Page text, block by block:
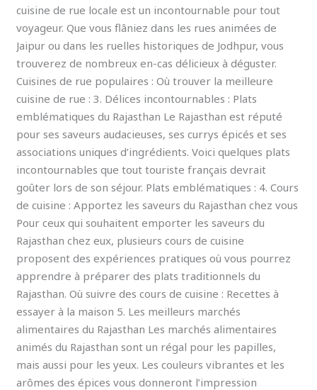
cuisine de rue locale est un incontournable pour tout
voyageur. Que vous flâniez dans les rues animées de
Jaipur ou dans les ruelles historiques de Jodhpur, vous
trouverez de nombreux en-cas délicieux à déguster.
Cuisines de rue populaires : Où trouver la meilleure
cuisine de rue : 3. Délices incontournables : Plats
emblématiques du Rajasthan Le Rajasthan est réputé
pour ses saveurs audacieuses, ses currys épicés et ses
associations uniques d’ingrédients. Voici quelques plats
incontournables que tout touriste français devrait
goûter lors de son séjour. Plats emblématiques : 4. Cours
de cuisine : Apportez les saveurs du Rajasthan chez vous
Pour ceux qui souhaitent emporter les saveurs du
Rajasthan chez eux, plusieurs cours de cuisine
proposent des expériences pratiques où vous pourrez
apprendre à préparer des plats traditionnels du
Rajasthan. Où suivre des cours de cuisine : Recettes à
essayer à la maison 5. Les meilleurs marchés
alimentaires du Rajasthan Les marchés alimentaires
animés du Rajasthan sont un régal pour les papilles,
mais aussi pour les yeux. Les couleurs vibrantes et les
arômes des épices vous donneront l’impression